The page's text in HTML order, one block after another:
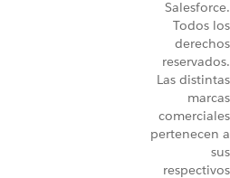
Salesforce.
Todos los
derechos
reservados.
Las distintas
marcas
comerciales
pertenecen a
sus
respectivos